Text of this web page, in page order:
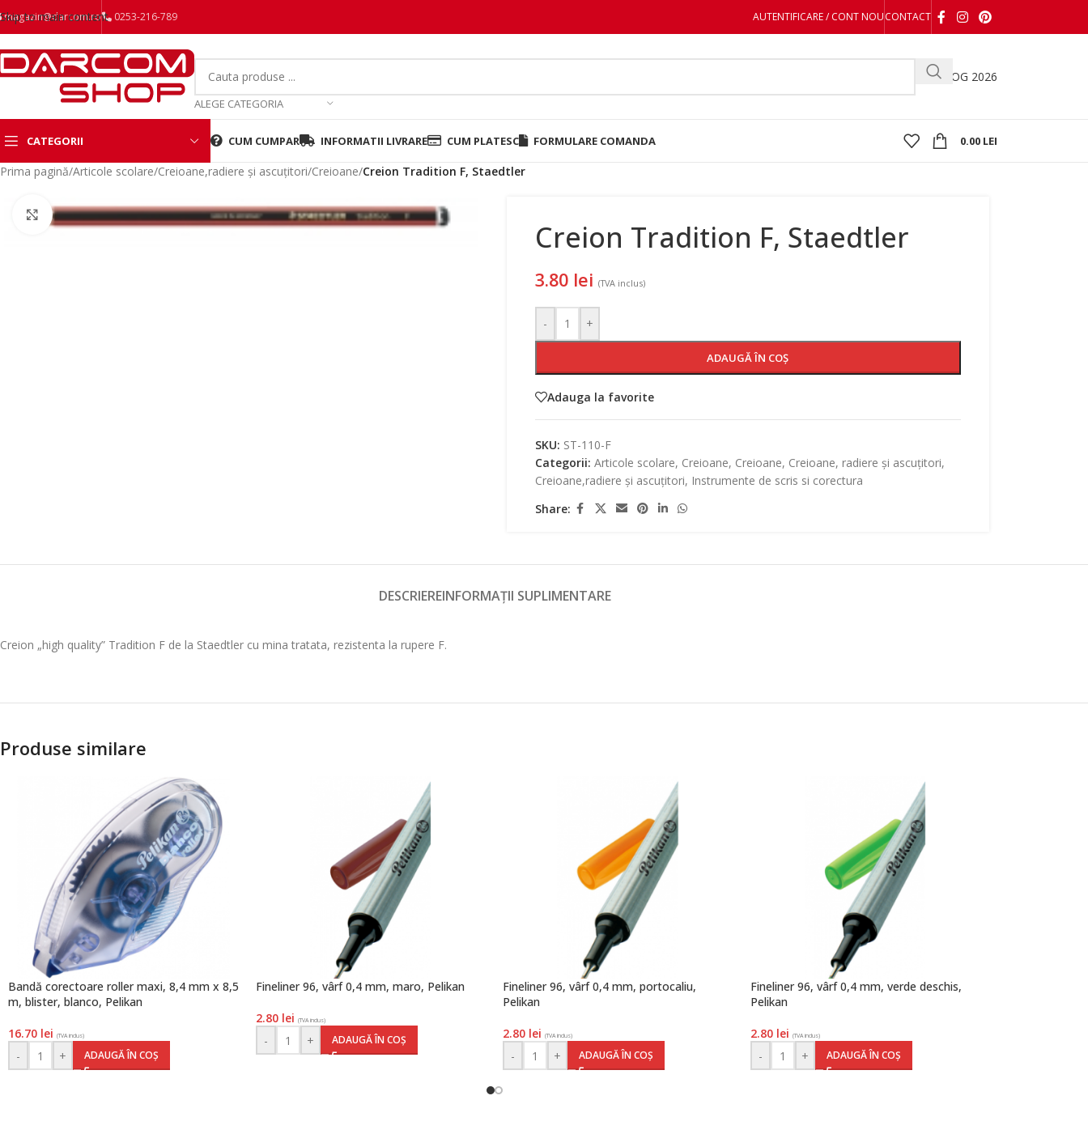
Skip to main content
magazin@darcom.ro 0253-216-789 AUTENTIFICARE / CONT NOUCONTACT
ALEGE CATEGORIA
CATALOG 2026
CATEGORII CUM CUMPAR INFORMATII LIVRARE CUM PLATESC FORMULARE COMANDA 0.00 LEI
Prima pagină/Articole scolare/Creioane,radiere și ascuțitori/Creioane/Creion Tradition F, Staedtler
Mareste
Creion Tradition F, Staedtler
3.80 lei (TVA inclus)
- +
ADAUGĂ ÎN COȘ
Adauga la favorite
SKU: ST-110-F
Categorii: Articole scolare, Creioane, Creioane, Creioane, radiere și ascuțitori,
Creioane,radiere și ascuțitori, Instrumente de scris si corectura
Share:
DESCRIEREINFORMAȚII SUPLIMENTARE
Creion „high quality” Tradition F de la Staedtler cu mina tratata, rezistenta la rupere F.
Produse similare
Bandă corectoare roller maxi, 8,4 mm x 8,5
m, blister, blanco, Pelikan
16.70 lei (TVA inclus)
- + ADAUGĂ ÎN COȘ
Fineliner 96, vârf 0,4 mm, maro, Pelikan
2.80 lei (TVA inclus)
- + ADAUGĂ ÎN COȘ
Fineliner 96, vârf 0,4 mm, portocaliu,
Pelikan
2.80 lei (TVA inclus)
- + ADAUGĂ ÎN COȘ
Fineliner 96, vârf 0,4 mm, verde deschis,
Pelikan
2.80 lei (TVA inclus)
- + ADAUGĂ ÎN COȘ